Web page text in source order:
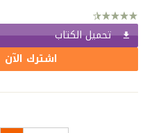
تحميل الكتاب
اشترك الآن